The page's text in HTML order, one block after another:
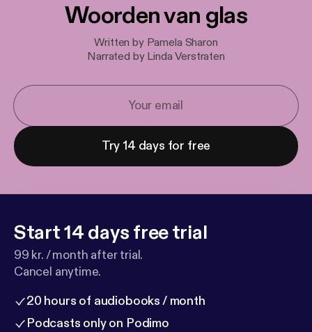
Woorden van glas
Written by Pamela Sharon
Narrated by Linda Verstraten
Try 14 days for free
Start 14 days free trial
99 kr. / month after trial.
Cancel anytime.
20 hours of audiobooks / month
Podcasts only on Podimo